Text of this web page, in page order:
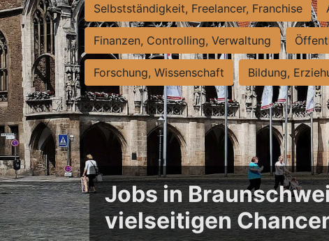
Selbstständigkeit, Freelancer, Franchise
Finanzen, Controlling, Verwaltung
Forschung, Wissenschaft Bildung,
Jobs in
vielseitigen